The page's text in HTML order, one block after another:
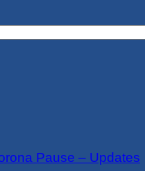
Pause – Updates